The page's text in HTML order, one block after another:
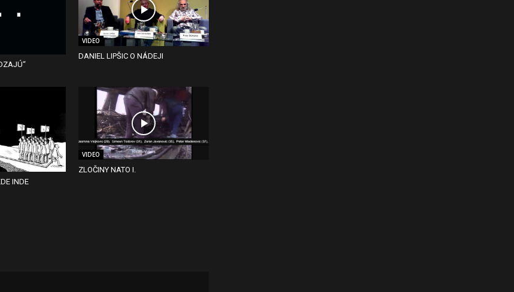
VIDEO
DANIEL LIPŠIC O NÁDEJI
INDE
VIDEO
ZLOČINY NATO I.